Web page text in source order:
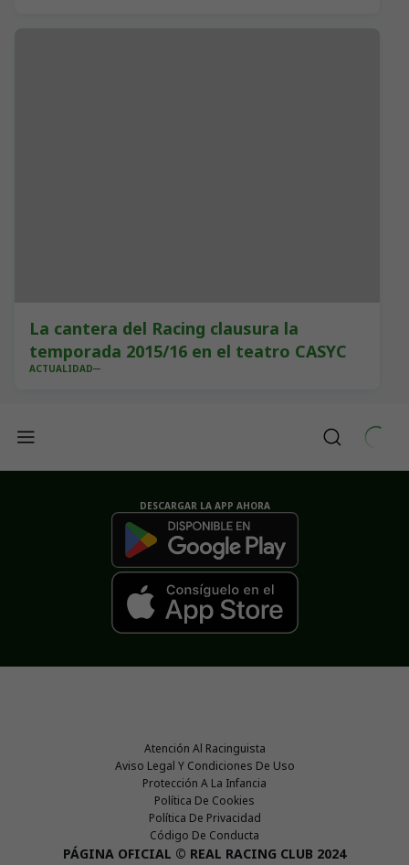
La cantera del Racing clausura la
temporada 2015/16 en el teatro CASYC
ACTUALIDAD
DESCARGAR LA APP AHORA
Atención Al Racinguista
Aviso Legal Y Condiciones De Uso
Protección A La Infancia
Política De Cookies
Política De Privacidad
Código De Conducta
PÁGINA OFICIAL © REAL RACING CLUB 2024